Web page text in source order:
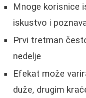
Mnoge korisnice
iskustvo i
Prvi tretman
nedelje
Efekat može
duže, drugim